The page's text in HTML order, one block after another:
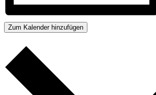
Zum Kalender hinzufügen